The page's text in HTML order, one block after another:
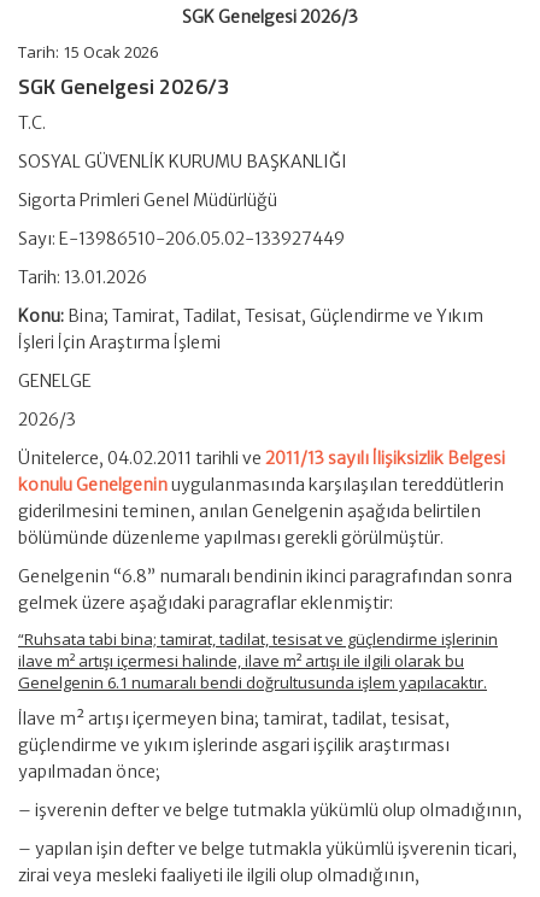
SGK Genelgesi 2026/3
Tarih: 15 Ocak 2026
SGK Genelgesi 2026/3
T.C.
SOSYAL GÜVENLİK KURUMU BAŞKANLIĞI
Sigorta Primleri Genel Müdürlüğü
Sayı: E-13986510-206.05.02-133927449
Tarih: 13.01.2026
Konu: Bina; Tamirat, Tadilat, Tesisat, Güçlendirme ve Yıkım
İşleri İçin Araştırma İşlemi
GENELGE
2026/3
Ünitelerce, 04.02.2011 tarihli ve 2011/13 sayılı İlişiksizlik Belgesi
konulu Genelgeninuygulanmasında karşılaşılan tereddütlerin
giderilmesini teminen, anılan Genelgenin aşağıda belirtilen
bölümünde düzenleme yapılması gerekli görülmüştür.
Genelgenin “6.8” numaralı bendinin ikinci paragrafından sonra
gelmek üzere aşağıdaki paragraflar eklenmiştir:
“Ruhsata tabi bina; tamirat, tadilat, tesisat ve güçlendirme işlerinin
ilave m² artışı içermesi halinde, ilave m² artışı ile ilgili olarak bu
Genelgenin 6.1 numaralı bendi doğrultusunda işlem yapılacaktır.
İlave m² artışı içermeyen bina; tamirat, tadilat, tesisat,
güçlendirme ve yıkım işlerinde asgari işçilik araştırması
yapılmadan önce;
– işverenin defter ve belge tutmakla yükümlü olup olmadığının,
– yapılan işin defter ve belge tutmakla yükümlü işverenin ticari,
zirai veya mesleki faaliyeti ile ilgili olup olmadığının,